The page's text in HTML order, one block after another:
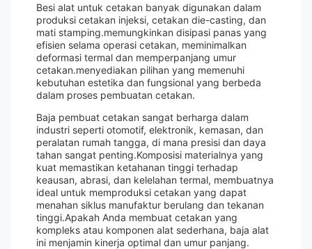
Besi alat untuk cetakan banyak digunakan dalam
produksi cetakan injeksi, cetakan die-casting, dan
mati stamping.memungkinkan disipasi panas yang
efisien selama operasi cetakan, meminimalkan
deformasi termal dan memperpanjang umur
cetakan.menyediakan pilihan yang memenuhi
kebutuhan estetika dan fungsional yang berbeda
dalam proses pembuatan cetakan.
Baja pembuat cetakan sangat berharga dalam
industri seperti otomotif, elektronik, kemasan, dan
peralatan rumah tangga, di mana presisi dan daya
tahan sangat penting.Komposisi materialnya yang
kuat memastikan ketahanan tinggi terhadap
keausan, abrasi, dan kelelahan termal, membuatnya
ideal untuk memproduksi cetakan yang dapat
menahan siklus manufaktur berulang dan tekanan
tinggi.Apakah Anda membuat cetakan yang
kompleks atau komponen alat sederhana, baja alat
ini menjamin kinerja optimal dan umur panjang.